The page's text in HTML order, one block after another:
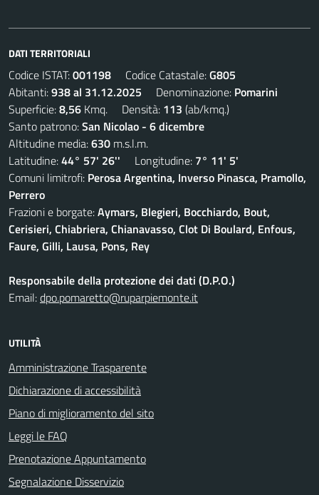
DATI TERRITORIALI
Codice ISTAT:001198 Codice Catastale:G805
Abitanti:938 al 31.12.2025 Denominazione: Pomarini
Superficie:8,56 Kmq. Densità: 113 (ab/kmq.)
Santo patrono:San Nicolao - 6 dicembre
Altitudine media:630 m.s.l.m.
Latitudine:44° 57' 26'' Longitudine: 7° 11' 5'
Comuni limitrofi: Perosa Argentina, Inverso Pinasca, Pramollo,
Perrero
Frazioni e borgate:Aymars, Blegieri, Bocchiardo, Bout,
Cerisieri, Chiabriera, Chianavasso, Clot Di Boulard, Enfous,
Faure, Gilli, Lausa, Pons, Rey
Responsabile della protezione dei dati (D.P.O.)
Email:dpo.pomaretto@ruparpiemonte.it
UTILITÀ
Amministrazione Trasparente
Dichiarazione di accessibilità
Piano di miglioramento del sito
Leggi le FAQ
Prenotazione Appuntamento
Segnalazione Disservizio